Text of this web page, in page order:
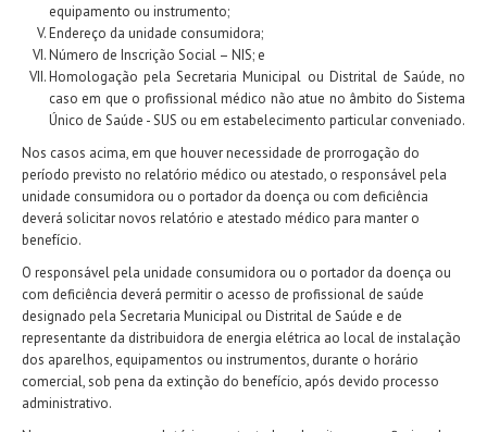
equipamento ou instrumento;
Endereço da unidade consumidora;
Número de Inscrição Social – NIS; e
Homologação pela Secretaria Municipal ou Distrital de Saúde, no
caso em que o profissional médico não atue no âmbito do Sistema
Único de Saúde - SUS ou em estabelecimento particular conveniado.
Nos casos acima, em que houver necessidade de prorrogação do
período previsto no relatório médico ou atestado, o responsável pela
unidade consumidora ou o portador da doença ou com deficiência
deverá solicitar novos relatório e atestado médico para manter o
benefício.
O responsável pela unidade consumidora ou o portador da doença ou
com deficiência deverá permitir o acesso de profissional de saúde
designado pela Secretaria Municipal ou Distrital de Saúde e de
representante da distribuidora de energia elétrica ao local de instalação
dos aparelhos, equipamentos ou instrumentos, durante o horário
comercial, sob pena da extinção do benefício, após devido processo
administrativo.